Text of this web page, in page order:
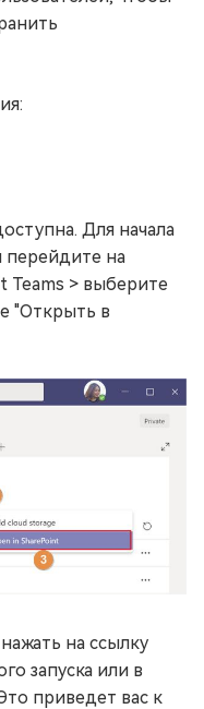
Для начала
перейдите на
Teams > выберите
"Открыть в
на ссылку
запуска или в
приведет вас к